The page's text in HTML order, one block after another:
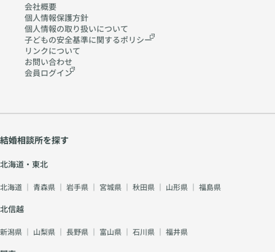
会社概要
個人情報保護方針
個人情報の取り扱いについて
子どもの安全基準に関するポリシー
リンクについて
お問い合わせ
会員ログイン
結婚相談所を探す
北海道・東北
北海道 ｜ 青森県 ｜ 岩手県 ｜ 宮城県 ｜ 秋田県 ｜ 山形県 ｜ 福島県
北信越
新潟県 ｜ 山梨県 ｜ 長野県 ｜ 富山県 ｜ 石川県 ｜ 福井県